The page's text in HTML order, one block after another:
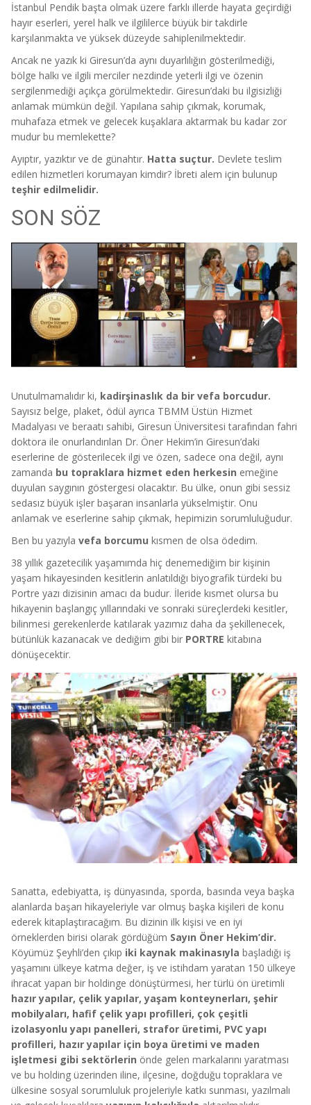
İstanbul Pendik başta olmak üzere farklı illerde hayata geçirdiği
hayır eserleri, yerel halk ve ilgililerce büyük bir takdirle
karşılanmakta ve yüksek düzeyde sahiplenilmektedir.
Ancak ne yazık ki Giresun’da aynı duyarlılığın gösterilmediği,
bölge halkı ve ilgili merciler nezdinde yeterli ilgi ve özenin
sergilenmediği açıkça görülmektedir. Giresun’daki bu ilgisizliği
anlamak mümkün değil. Yapılana sahip çıkmak, korumak,
muhafaza etmek ve gelecek kuşaklara aktarmak bu kadar zor
mudur bu memlekette?
Ayıptır, yazıktır ve de günahtır. Hatta suçtur. Devlete teslim
edilen hizmetleri korumayan kimdir? İbreti alem için bulunup
teşhir edilmelidir.
SON SÖZ
Unutulmamalıdır ki, kadirşinaslık da bir vefa borcudur.
Sayısız belge, plaket, ödül ayrıca TBMM Üstün Hizmet
Madalyası ve beraatı sahibi, Giresun Üniversitesi tarafından fahri
doktora ile onurlandırılan Dr. Öner Hekim’in Giresun’daki
eserlerine de gösterilecek ilgi ve özen, sadece ona değil, aynı
zamanda bu topraklara hizmet eden herkesin emeğine
duyulan saygının göstergesi olacaktır. Bu ülke, onun gibi sessiz
sedasız büyük işler başaran insanlarla yükselmiştir. Onu
anlamak ve eserlerine sahip çıkmak, hepimizin sorumluluğudur.
Ben bu yazıyla vefa borcumu kısmen de olsa ödedim.
38 yıllık gazetecilik yaşamımda hiç denemediğim bir kişinin
yaşam hikayesinden kesitlerin anlatıldığı biyografik türdeki bu
Portre yazı dizisinin amacı da budur. İleride kısmet olursa bu
hikayenin başlangıç yıllarındaki ve sonraki süreçlerdeki kesitler,
bilinmesi gerekenlerde katılarak yazımız daha da şekillenecek,
bütünlük kazanacak ve dediğim gibi bir PORTRE kitabına
dönüşecektir.
Sanatta, edebiyatta, iş dünyasında, sporda, basında veya başka
alanlarda başarı hikayeleriyle var olmuş başka kişileri de konu
ederek kitaplaştıracağım. Bu dizinin ilk kişisi ve en iyi
örneklerden birisi olarak gördüğüm Sayın Öner Hekim’dir.
Köyümüz Şeyhli’den çıkıp iki kaynak makinasıyla başladığı iş
yaşamını ülkeye katma değer, iş ve istihdam yaratan 150 ülkeye
ihracat yapan bir holdinge dönüştürmesi, her türlü ön üretimli
hazır yapılar, çelik yapılar, yaşam konteynerları, şehir
mobilyaları, hafif çelik yapı profilleri, çok çeşitli
izolasyonlu yapı panelleri, strafor üretimi, PVC yapı
profilleri, hazır yapılar için boya üretimi ve maden
işletmesi gibi sektörlerin önde gelen markalarını yaratması
ve bu holding üzerinden iline, ilçesine, doğduğu topraklara ve
ülkesine sosyal sorumluluk projeleriyle katkı sunması, yazılmalı